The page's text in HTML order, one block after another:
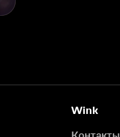
Wink